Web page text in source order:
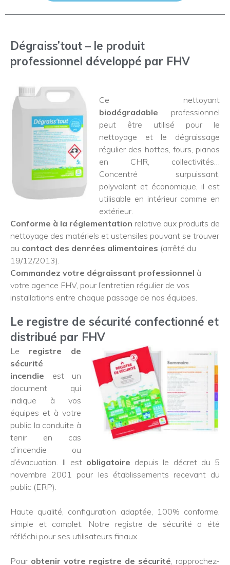
Dégraiss’tout – le produit
professionnel développé par FHV
Ce nettoyant
biodégradable professionnel
peut être utilisé pour le
nettoyage et le dégraissage
régulier des hottes, fours, pianos
en CHR, collectivités…
Concentré surpuissant,
polyvalent et économique, il est
utilisable en intérieur comme en
extérieur.
Conforme à la réglementation relative aux produits de
nettoyage des matériels et ustensiles pouvant se trouver
au contact des denrées alimentaires (arrêté du
19/12/2013).
Commandez votre dégraissant professionnel à
votre agence FHV, pour l’entretien régulier de vos
installations entre chaque passage de nos équipes.
Le registre de sécurité confectionné et
distribué par FHV
Le registre de
sécurité
incendie est un
document qui
indique à vos
équipes et à votre
public la conduite à
tenir en cas
d’incendie ou
d’évacuation. Il est obligatoire depuis le décret du 5
novembre 2001 pour les établissements recevant du
public (ERP).
Haute qualité, configuration adaptée, 100% conforme,
simple et complet. Notre registre de sécurité a été
réfléchi pour ses utilisateurs finaux.
Pour obtenir votre registre de sécurité , rapprochez-